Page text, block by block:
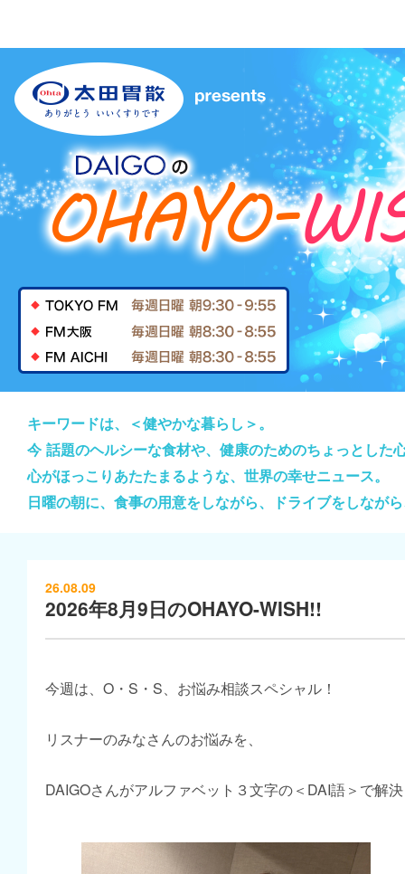
キーワードは、＜健やかな暮らし＞。
今 話題のヘルシーな食材や、健康のためのちょっとし
心がほっこりあたたまるような、世界の幸せニュース。
日曜の朝に、食事の用意をしながら、ドライブをしなが
26.08.09
2026年8月9日のOHAYO-WISH!!
今週は、O・S・S、お悩み相談スペシャル！
リスナーのみなさんのお悩みを、
DAIGOさんがアルファベット３文字の＜DAI語＞で解